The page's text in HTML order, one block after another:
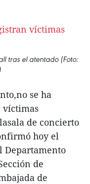
tras el atentado (Foto:
se ha
víctimas
de concierto
hoy el
Departamento
de
de